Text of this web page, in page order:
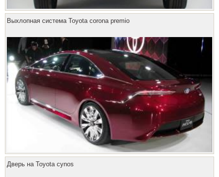
Выхлопная система Toyota corona premio
Дверь на Toyota cynos